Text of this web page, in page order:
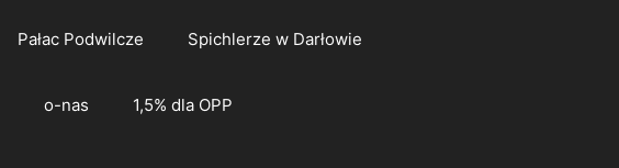
Pałac Podwilcze Spichlerze w Darłowie
o-nas 1,5% dla OPP